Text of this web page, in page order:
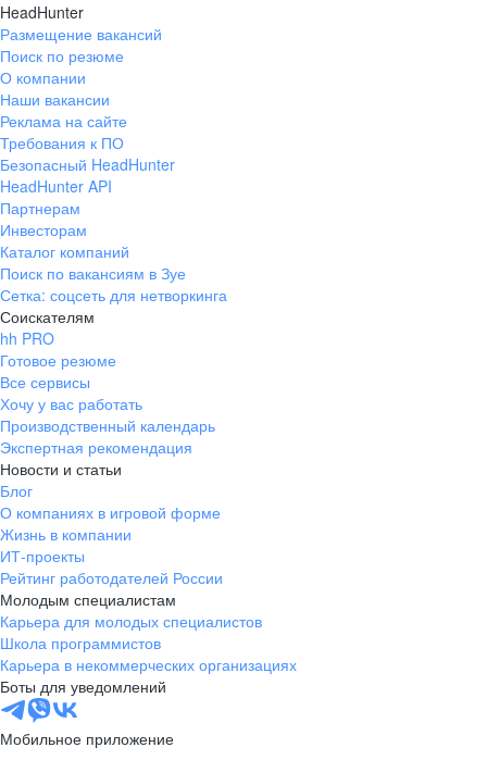
HeadHunter
Размещение вакансий
Поиск по резюме
О компании
Наши вакансии
Реклама на сайте
Требования к ПО
Безопасный HeadHunter
HeadHunter API
Партнерам
Инвесторам
Каталог компаний
Поиск по вакансиям в Зуе
Сетка: соцсеть для нетворкинга
Соискателям
hh PRO
Готовое резюме
Все сервисы
Хочу у вас работать
Производственный календарь
Экспертная рекомендация
Новости и статьи
Блог
О компаниях в игровой форме
Жизнь в компании
ИТ-проекты
Рейтинг работодателей России
Молодым специалистам
Карьера для молодых специалистов
Школа программистов
Карьера в некоммерческих организациях
Боты для уведомлений
Мобильное приложение